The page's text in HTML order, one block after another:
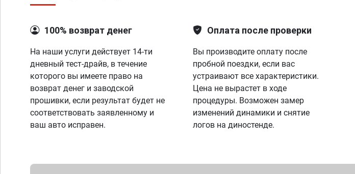
100% возврат денег
На наши услуги действует 14-ти
дневный тест-драйв, в течение
которого вы имеете право на
возврат денег и заводской
прошивки, если результат будет не
соответствовать заявленному и
ваш авто исправен.
Оплата после проверки
Вы производите оплату после
пробной поездки, если вас
устраивают все характеристики.
Цена не вырастет в ходе
процедуры. Возможен замер
изменений динамики и снятие
логов на диностенде.